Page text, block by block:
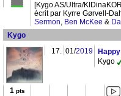
[Kygo AS/Ultra/
écrit par Kyrre Gørvell-
Sermon, Ben McKee &
Kygo
17. 01/2019
Kygo
1 pts